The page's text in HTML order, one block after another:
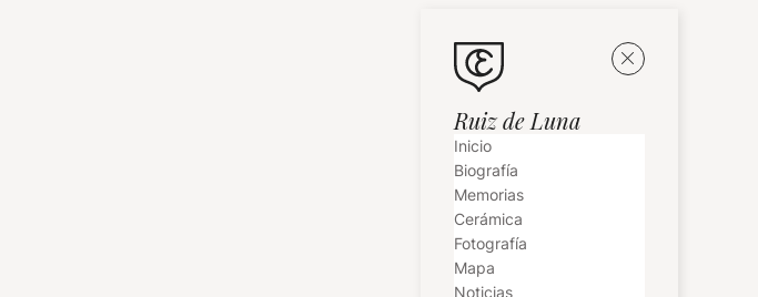
Ruiz de Luna
Inicio
Biografía
Memorias
Cerámica
Fotografía
Mapa
Noticias